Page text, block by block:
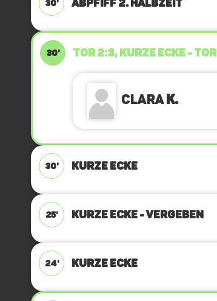
30' ABPFIFF 2. Halbzeit
30' TOR 2:3, KURZE ECKE - TOR
ClaraK.
30' KURZE ECKE
25' KURZE ECKE - VERGEBEN
24' KURZE ECKE